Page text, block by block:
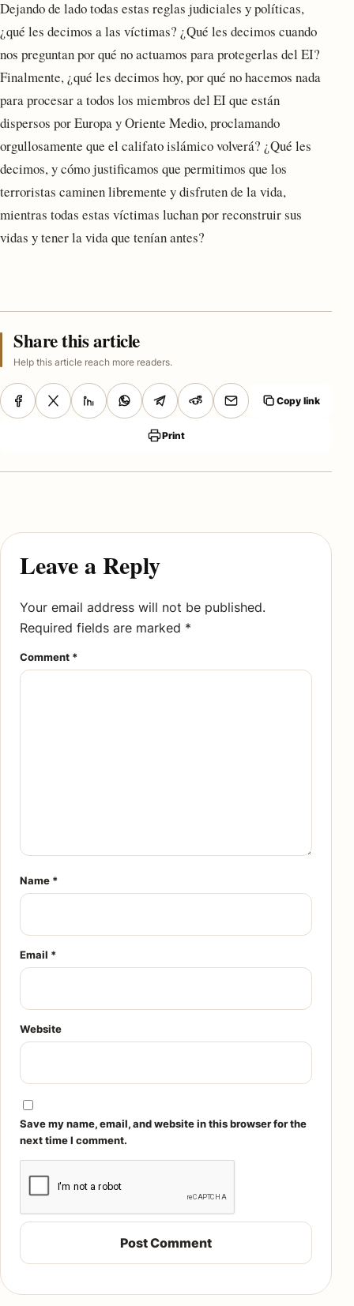
Dejando de lado todas estas reglas judiciales y políticas,
¿qué les decimos a las víctimas? ¿Qué les decimos cuando
nos preguntan por qué no actuamos para protegerlas del EI?
Finalmente, ¿qué les decimos hoy, por qué no hacemos nada
para procesar a todos los miembros del EI que están
dispersos por Europa y Oriente Medio, proclamando
orgullosamente que el califato islámico volverá? ¿Qué les
decimos, y cómo justificamos que permitimos que los
terroristas caminen libremente y disfruten de la vida,
mientras todas estas víctimas luchan por reconstruir sus
vidas y tener la vida que tenían antes?
Share this article
Help this article reach more readers.
Copy link
Print
Leave a Reply
Your email address will not be published.
Required fields are marked *
Comment *
Name *
Email *
Website
Save my name, email, and website in this browser for the
next time I comment.